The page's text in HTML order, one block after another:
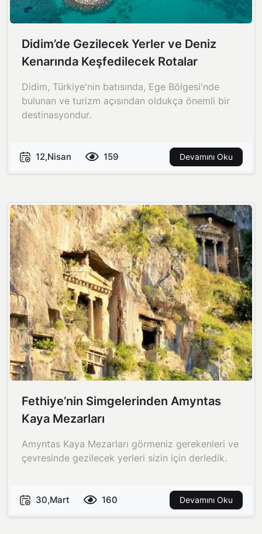
Didim’de Gezilecek Yerler ve Deniz
Kenarında Keşfedilecek Rotalar
Didim, Türkiye'nin batısında, Ege Bölgesi'nde
bulunan ve turizm açısından oldukça önemli bir
destinasyondur.
12,Nisan 159 Devamını Oku
Fethiye’nin Simgelerinden Amyntas
Kaya Mezarları
Amyntas Kaya Mezarları görmeniz gerekenleri ve
çevresinde gezilecek yerleri sizin için derledik.
30,Mart 160 Devamını Oku